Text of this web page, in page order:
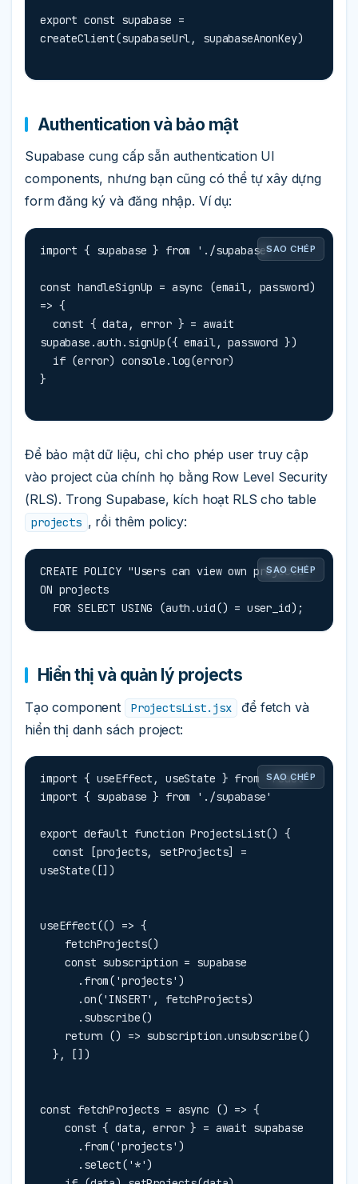
export const supabase =
createClient(supabaseUrl, supabaseAnonKey)
Authentication và bảo mật
Supabase cung cấp sẵn authentication UI
components, nhưng bạn cũng có thể tự xây dựng
form đăng ký và đăng nhập. Ví dụ:
SAO CHÉP
import { supabase } from './supabase'
const handleSignUp = async (email, password)
=> {
supabase.auth.signUp({ email, password })
}
Để bảo mật dữ liệu, chỉ cho phép user truy cập
vào project của chính họ bằng Row Level Security
(RLS). Trong Supabase, kích hoạt RLS cho table
projects , rồi thêm policy:
SAO CHÉP
CREATE POLICY "Users can view own projects"
ON projects
  FOR SELECT USING (auth.uid() = user_id);
Hiển thị và quản lý projects
Tạo component ProjectsList.jsx
để fetch và
hiển thị danh sách project:
SAO CHÉP
import { useEffect, useState } from 'react'
import { supabase } from './supabase'
export default function ProjectsList() {
useState([])
useEffect(() => {
    const subscription = supabase
  }, [])
const fetchProjects = async () => {
    const { data, error } = await supabase